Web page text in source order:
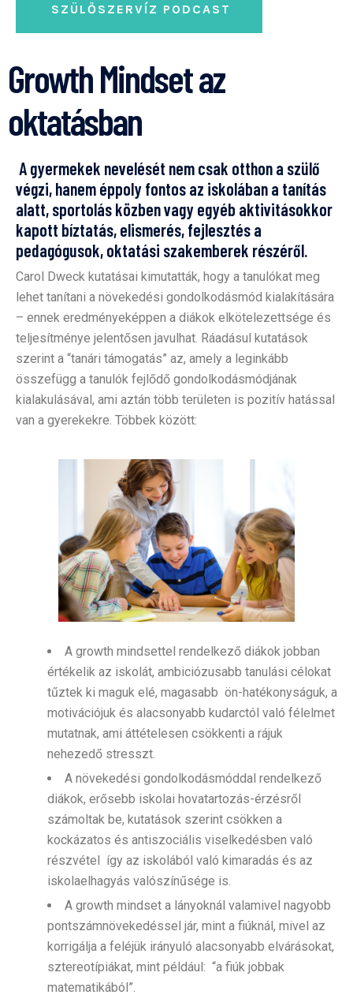
SZÜLŐSZERVÍZ PODCAST
Growth Mindset az
oktatásban
A gyermekek nevelését nem csak otthon a szülő
végzi, hanem éppoly fontos az iskolában a tanítás
alatt, sportolás közben vagy egyéb aktivitásokkor
kapott bíztatás, elismerés, fejlesztés a
pedagógusok, oktatási szakemberek részéről.
Carol Dweck kutatásai kimutatták, hogy a tanulókat meg
lehet tanítani a növekedési gondolkodásmód kialakítására
– ennek eredményeképpen a diákok elkötelezettsége és
teljesítménye jelentősen javulhat. Ráadásul kutatások
szerint a “tanári támogatás” az, amely a leginkább
összefügg a tanulók fejlődő gondolkodásmódjának
kialakulásával, ami aztán több területen is pozitív hatással
van a gyerekekre. Többek között:
A growth mindsettel rendelkező diákok jobban
értékelik az iskolát, ambiciózusabb tanulási célokat
tűztek ki maguk elé, magasabb ön-hatékonyságuk, a
motivációjuk és alacsonyabb kudarctól való félelmet
mutatnak, ami áttételesen csökkenti a rájuk
nehezedő stresszt.
A növekedési gondolkodásmóddal rendelkező
diákok, erősebb iskolai hovatartozás-érzésről
számoltak be, kutatások szerint csökken a
kockázatos és antiszociális viselkedésben való
részvétel így az iskolából való kimaradás és az
iskolaelhagyás valószínűsége is.
A growth mindset a lányoknál valamivel nagyobb
pontszámnövekedéssel jár, mint a fiúknál, mivel az
korrigálja a feléjük irányuló alacsonyabb elvárásokat,
sztereotípiákat, mint például: “a fiúk jobbak
matematikából”.